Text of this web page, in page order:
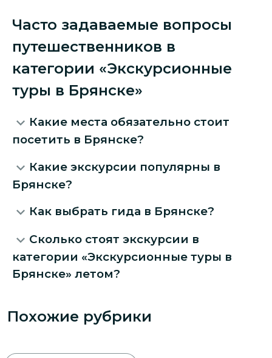
Часто задаваемые вопросы
путешественников в
категории «Экскурсионные
туры в Брянске»
Какие места обязательно стоит
посетить в Брянске?
Какие экскурсии популярны в
Брянске?
Как выбрать гида в Брянске?
Сколько стоят экскурсии в
категории «Экскурсионные туры в
Брянске» летом?
Похожие рубрики